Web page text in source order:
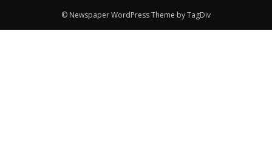
© Newspaper WordPress Theme by TagDiv